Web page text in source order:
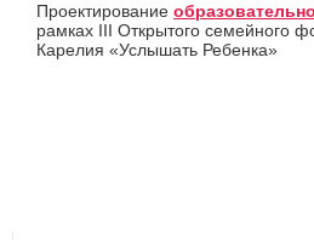
Проектирование
рамках III Открытого семейного
Карелия «Услышать Ребенка»